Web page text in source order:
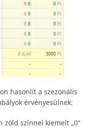
hasonlít a szezonális
érvényesülnek:
zöld színnel kiemelt „0”